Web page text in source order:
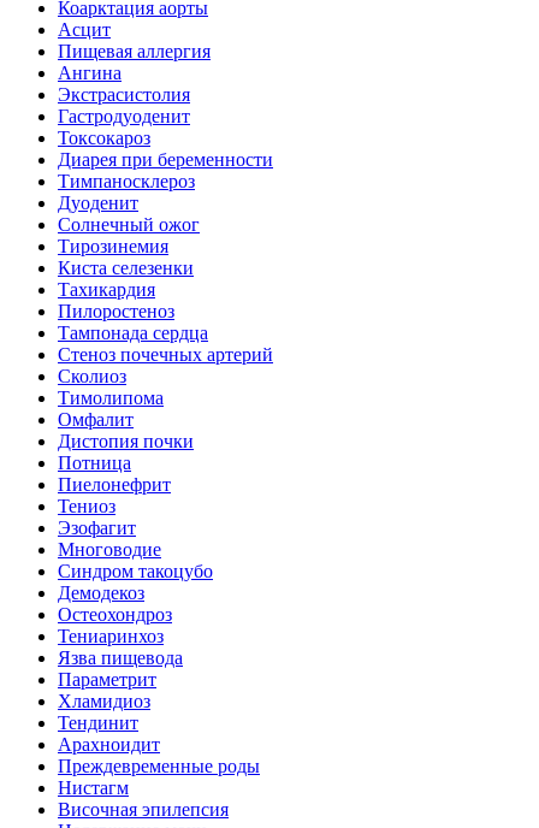
Коарктация аорты
Асцит
Пищевая аллергия
Ангина
Экстрасистолия
Гастродуоденит
Токсокароз
Диарея при беременности
Тимпаносклероз
Дуоденит
Солнечный ожог
Тирозинемия
Киста селезенки
Тахикардия
Пилоростеноз
Тампонада сердца
Стеноз почечных артерий
Сколиоз
Тимолипома
Омфалит
Дистопия почки
Потница
Пиелонефрит
Тениоз
Эзофагит
Многоводие
Синдром такоцубо
Демодекоз
Остеохондроз
Тениаринхоз
Язва пищевода
Параметрит
Хламидиоз
Тендинит
Арахноидит
Преждевременные роды
Нистагм
Височная эпилепсия